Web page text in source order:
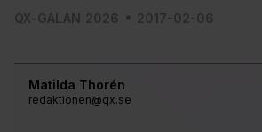
Matilda Thorén
redaktionen@qx.se
QX-GALAN 2026 2017-02-06